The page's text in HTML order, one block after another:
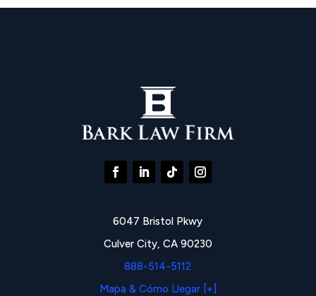
6047 Bristol Pkwy
Culver City, CA 90230
888-514-5112
Mapa & Cómo Llegar [+]